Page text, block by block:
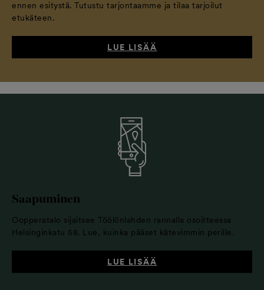
ennen esitystä. Tutustu tarjontaamme ja tilaa tarjoilut
etukäteen.
LUE LISÄÄ
Saapuminen
Oopperatalo sijaitsee Töölönlahden rannalla osoitteessa
Helsinginkatu 58. Lue, kuinka pääset kätevimmin perille.
LUE LISÄÄ